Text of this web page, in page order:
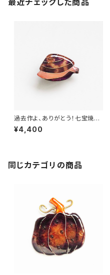
最近チェックした商品
過去作よ、ありがとう！七宝焼き
ブローチ 夢見るアサリ
¥4,400
同じカテゴリの商品